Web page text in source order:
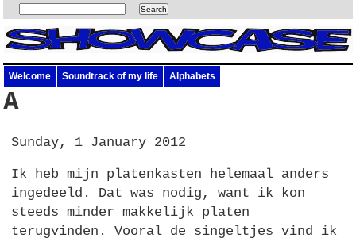
Welcome Soundtrack of my life Alphabets
A
Sunday, 1 January 2012
Ik heb mijn platenkasten helemaal anders
ingedeeld. Dat was nodig, want ik kon
steeds minder makkelijk platen
terugvinden. Vooral de singeltjes vind ik